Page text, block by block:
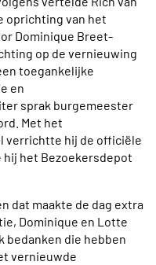
oprichting van het
Dominique Breet-
op de vernieuwing
toegankelijke
en
sprak burgemeester
Met het
verrichtte hij de officiële
het Bezoekersdepot
dat maakte de dag extra
Dominique en Lotte
die hebben
vernieuwde